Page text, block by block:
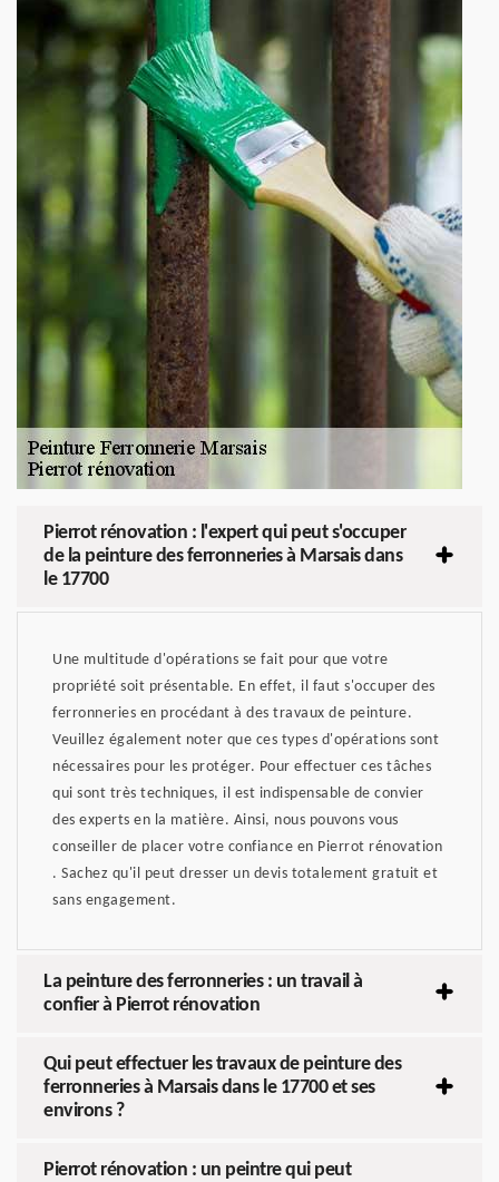
Pierrot rénovation : l'expert qui peut s'occuper
de la peinture des ferronneries à Marsais dans
le 17700
Une multitude d'opérations se fait pour que votre
propriété soit présentable. En effet, il faut s'occuper des
ferronneries en procédant à des travaux de peinture.
Veuillez également noter que ces types d'opérations sont
nécessaires pour les protéger. Pour effectuer ces tâches
qui sont très techniques, il est indispensable de convier
des experts en la matière. Ainsi, nous pouvons vous
conseiller de placer votre confiance en Pierrot rénovation
. Sachez qu'il peut dresser un devis totalement gratuit et
sans engagement.
La peinture des ferronneries : un travail à
confier à Pierrot rénovation
Qui peut effectuer les travaux de peinture des
ferronneries à Marsais dans le 17700 et ses
environs ?
Pierrot rénovation : un peintre qui peut